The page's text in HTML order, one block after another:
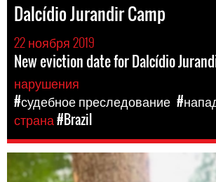
Dalcídio Jurandir Camp
22 ноября 2019
New eviction date for Dalcídio
нарушения
#судебное преследование
страна#Brazil